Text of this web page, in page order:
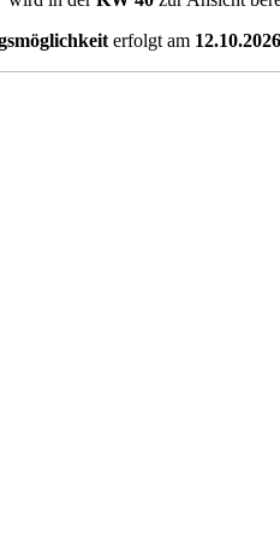
erfolgt am 12.10.2026